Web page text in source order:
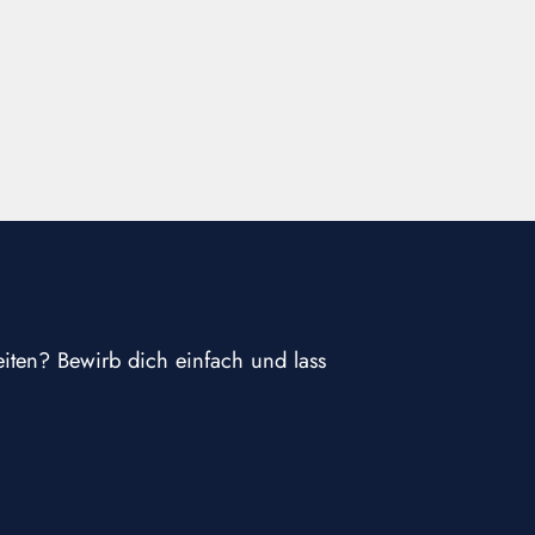
Bewirb dich einfach und lass